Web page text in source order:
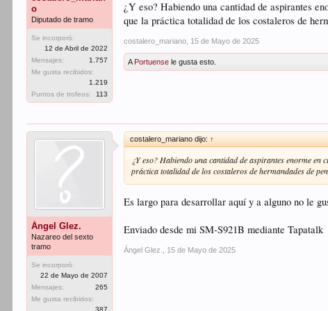
o
Diputado de tramo
Se incorporó:
12 de Abril de 2022
Mensajes:
1.757
Me gusta recibidos:
1.219
Puntos de trofeos:
113
¿Y eso? Habiendo una cantidad de aspirantes
que la práctica totalidad de los costaleros de
costalero_mariano 15 de Mayo de 2025
APortuense le gusta esto.
Ángel Glez.
Nazareo del sexto
tramo
Se incorporó:
22 de Mayo de 2007
Mensajes:
265
Me gusta recibidos:
387
costalero_mariano dijo: ↑
¿Y eso? Habiendo una cantidad de aspirantes enorme
práctica totalidad de los costaleros de hermandades de
Es largo para desarrollar aquí y a alguno no le
Enviado desde mi SM-S921B mediante Tapatalk
Ángel Glez. 15 de Mayo de 2025